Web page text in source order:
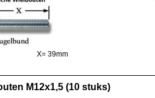
X= 39mm
M12x1,5 (10 stuks)